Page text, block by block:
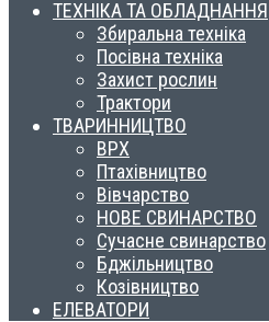
ТЕХНІКА ТА ОБЛАДНАННЯ
Збиральна техніка
Посівна техніка
Захист рослин
Трактори
ТВАРИННИЦТВО
ВРХ
Птахівництво
Вівчарство
НОВЕ СВИНАРСТВО
Сучасне свинарство
Бджільництво
Козівництво
ЕЛЕВАТОРИ